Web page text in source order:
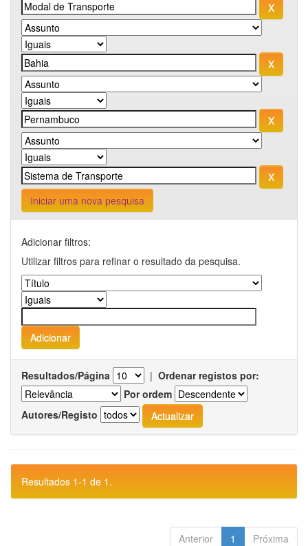
Iniciar uma nova pesquisa
Adicionar filtros:
Utilizar filtros para refinar o resultado da pesquisa.
Resultados/Página | Ordenar registos por:
Por ordem
Autores/Registo
Resultados 1-1 de 1.
Anterior 1 Próxima